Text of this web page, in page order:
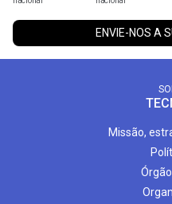
ENVIE-NOS A
Missão,